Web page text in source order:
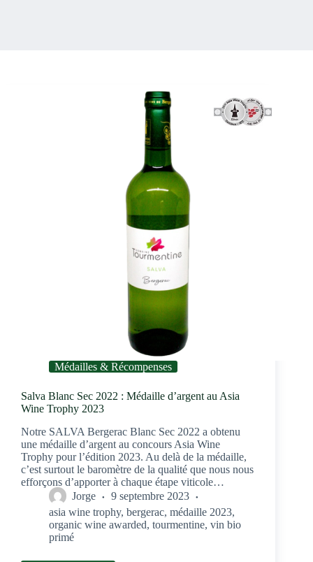
Médailles & Récompenses
Salva Blanc Sec 2022 : Médaille d’argent au Asia
Wine Trophy 2023
Notre SALVA Bergerac Blanc Sec 2022 a obtenu
une médaille d’argent au concours Asia Wine
Trophy pour l’édition 2023. Au delà de la médaille,
c’est surtout le baromètre de la qualité que nous nous
efforçons d’apporter à chaque étape viticole…
Jorge
9 septembre 2023
asia wine trophy, bergerac, médaille 2023,
organic wine awarded, tourmentine, vin bio
primé